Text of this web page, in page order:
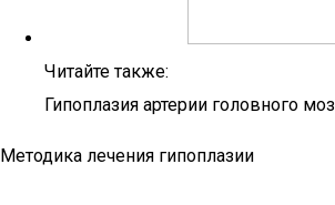
Читайте также:
Гипоплазия артерии головного
Методика лечения гипоплазии